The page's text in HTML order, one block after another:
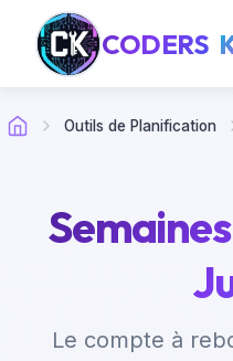
CODERS
Outils de Planification
Le compte à